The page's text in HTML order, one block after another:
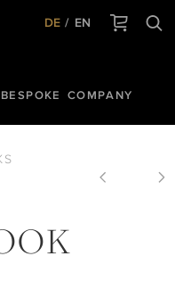
DE EN
BESPOKE
COMPANY